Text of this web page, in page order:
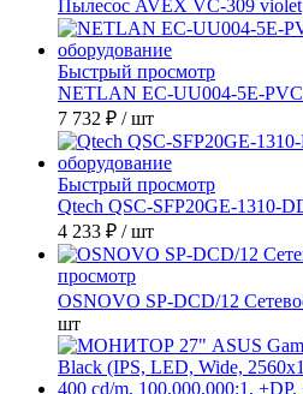
Пылесос AVEX VC-309 violet
Быстрый просмотр
NETLAN EC-UU004-5E-
7 732 ₽ / шт
Быстрый просмотр
Qtech QSC-SFP20GE-1310-
4 233 ₽ / шт
просмотр
OSNOVO SP-DCD/12
шт